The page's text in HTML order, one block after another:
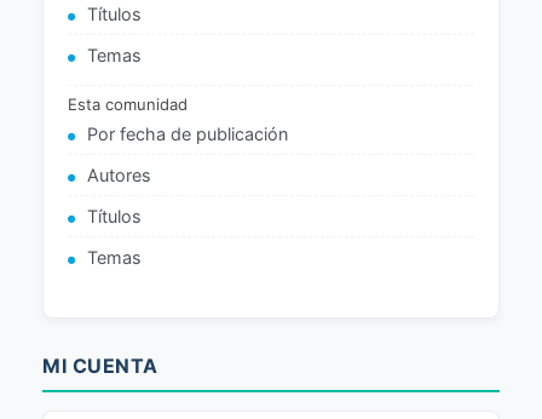
Títulos
Temas
Esta comunidad
Por fecha de publicación
Autores
Títulos
Temas
MI CUENTA